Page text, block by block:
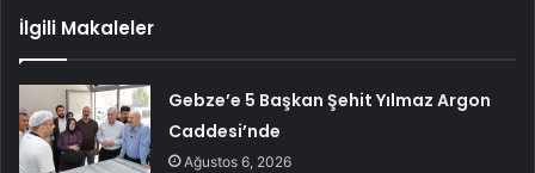
İlgili Makaleler
Gebze’e 5 Başkan Şehit Yılmaz Argon
Caddesi’nde
Ağustos 6, 2026